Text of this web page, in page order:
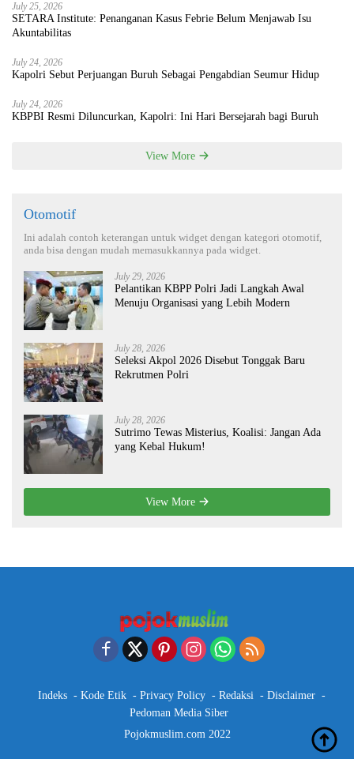
July 25, 2026
SETARA Institute: Penanganan Kasus Febrie Belum Menjawab Isu
Akuntabilitas
July 24, 2026
Kapolri Sebut Perjuangan Buruh Sebagai Pengabdian Seumur Hidup
July 24, 2026
KBPBI Resmi Diluncurkan, Kapolri: Ini Hari Bersejarah bagi Buruh
View More
Otomotif
Ini adalah contoh keterangan untuk widget dengan kategori otomotif,
anda bisa dengan mudah memasukkannya pada widget.
July 29, 2026
Pelantikan KBPP Polri Jadi Langkah Awal
Menuju Organisasi yang Lebih Modern
July 28, 2026
Seleksi Akpol 2026 Disebut Tonggak Baru
Rekrutmen Polri
July 28, 2026
Sutrimo Tewas Misterius, Koalisi: Jangan Ada
yang Kebal Hukum!
View More
Indeks Kode Etik Privacy Policy Redaksi
Disclaimer
Pedoman Media Siber
Pojokmuslim.com 2022